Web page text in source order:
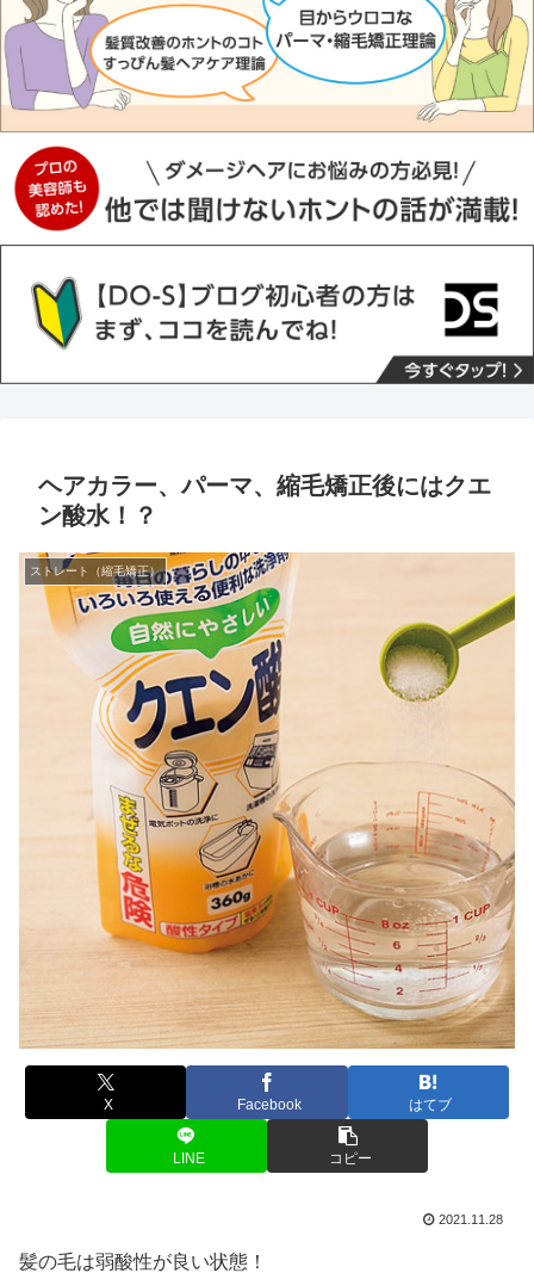
ヘアカラー、パーマ、縮毛矯正後にはクエ
ン酸水！？
ストレート（縮毛矯正）
X Facebook はてブ
LINE コピー
2021.11.28
髪の毛は弱酸性が良い状態！